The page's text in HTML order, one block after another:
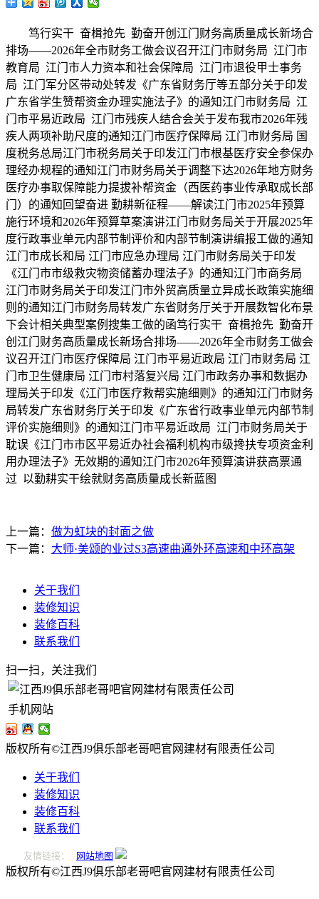
笃行实干 奋楫抢先 勤奋开创江门财务高质量成长新场合
排场——2026年全市财务工做会议召开江门市财务局 江门市
教育局 江门市人力资本和社会保障局 江门市退役甲士事务
局 江门军分区带动处转发《广东省财务厅等五部分关于印发
广东省学生赞帮资金办理实施法子》的通知江门市财务局 江
门市平易近政局 江门市残疾人结合会关于发布我市2026年残
疾人两项补助尺度的通知江门市医疗保障局 江门市财务局 国
度税务总局江门市税务局关于印发江门市根基医疗安全参保办
理经办规程的通知江门市财务局关于调整下达2026年地方财务
医疗办事取保障能力提拔补帮资金（西医药事业传承取成长部
门）的通知回望奋进 勤耕新征程——解读江门市2025年预算
施行环境和2026年预算草案演讲江门市财务局关于开展2025年
度行政事业单元内部节制评价和内部节制演讲编报工做的通知
江门市成长和局 江门市应急办理局 江门市财务局关于印发
《江门市市级救灾物资储蓄办理法子》的通知江门市商务局
江门市财务局关于印发江门市外贸高质量立异成长政策实施细
则的通知江门市财务局转发广东省财务厅关于开展数智化布景
下会计相关典型案例搜集工做的函笃行实干 奋楫抢先 勤奋开
创江门财务高质量成长新场合排场——2026年全市财务工做会
议召开江门市医疗保障局 江门市平易近政局 江门市财务局 江
门市卫生健康局 江门市村落复兴局 江门市政务办事和数据办
理局关于印发《江门市医疗救帮实施细则》的通知江门市财务
局转发广东省财务厅关于印发《广东省行政事业单元内部节制
评价实施细则》的通知江门市平易近政局 江门市财务局关于
耽误《江门市市区平易近办社会福利机构市级搀扶专项资金利
用办理法子》无效期的通知江门市2026年预算演讲获高票通
过 以勤耕实干绘就财务高质量成长新蓝图
上一篇： 做为虹块的封面之做
下一篇： 大师·美颂的业过S3高速曲通外环高速和中环高架
关于我们
装修知识
装修百科
联系我们
扫一扫，关注我们
手机网站
版权所有©江西J9俱乐部老哥吧官网建材有限责任公司
关于我们
装修知识
装修百科
联系我们
友情链接： 网站地图
版权所有©江西J9俱乐部老哥吧官网建材有限责任公司